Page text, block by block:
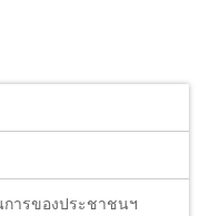
การของประชาชนฯ